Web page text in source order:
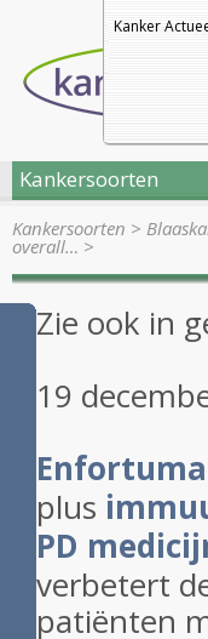
Kanker
Kankersoorten
Kankersoorten >
overall… >
Zie ook in
19
plus
PD
verbetert
patiënten